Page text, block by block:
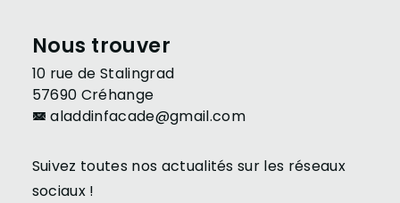
Nous trouver
10 rue de Stalingrad
57690 Créhange
aladdinfacade@gmail.com
Suivez toutes nos actualités sur les réseaux
sociaux !